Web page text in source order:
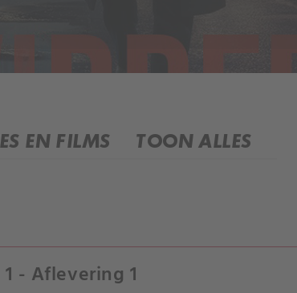
EN FILMS TOON ALLES
- Aflevering 1